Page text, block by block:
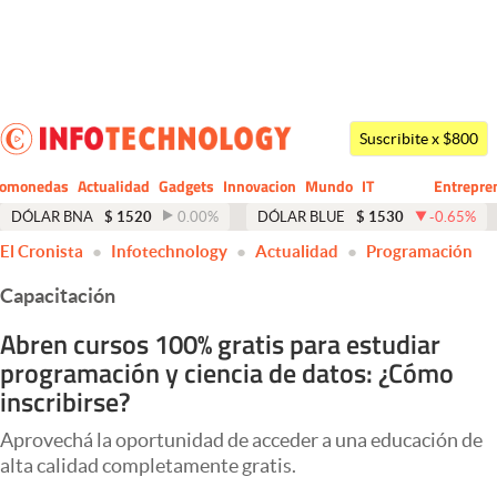
Dólar
Economía y Política
Finanzas y Mercados
Mercados Online
Negocios
Columnistas
Apertura
Suscribite x $800
Actualidad Gadgets Innovacion Mundo
CIO
IT
Business
DÓLAR BNA $ 1520 0.00% DÓLAR BLUE $ 1530 -0.65%
El Cronista Infotechnology Actualidad Programación
Capacitación
Abren cursos 100% gratis para estudiar
programación y ciencia de datos: ¿Cómo
inscribirse?
Aprovechá la oportunidad de acceder a una educación de
alta calidad completamente gratis.